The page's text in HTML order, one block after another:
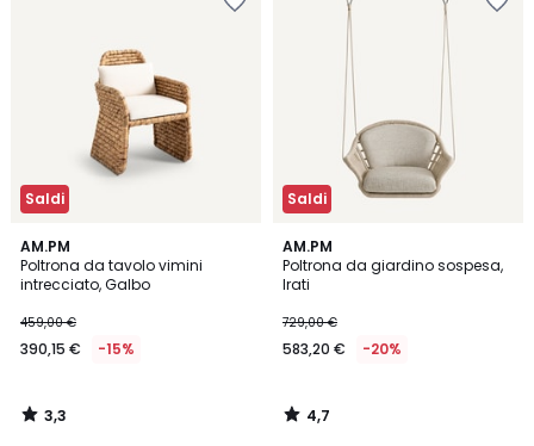
Saldi
AM.PM
Poltrona da tavolo vimini
intrecciato, Galbo
459,00 €
390,15 € -15%
3,3
/ 5
3,3
/
Saldi
AM.PM
Poltrona da giardino sospesa,
Irati
729,00 €
583,20 € -20%
4,7
/ 5
4,7
/